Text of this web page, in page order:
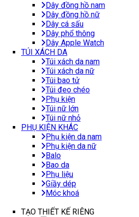
Dây đồng hồ nam
Dây đồng hồ nữ
Dây cá sấu
Dây phổ thông
Dây Apple Watch
TÚI XÁCH DA
Túi xách da nam
Túi xách da nữ
Túi bao tử
Túi đeo chéo
Phụ kiện
Túi nữ lớn
Túi nữ nhỏ
PHỤ KIỆN KHÁC
Phụ kiện da nam
Phụ kiện da nữ
Balo
Bao da
Phụ liệu
Giầy dép
Móc khoá
TẠO THIẾT KẾ RIÊNG